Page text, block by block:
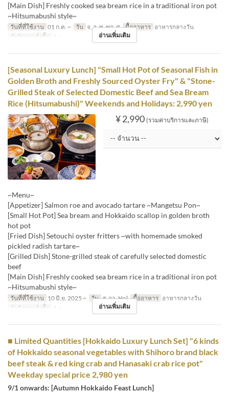
[Main Dish] Freshly cooked sea bream rice in a traditional iron pot
~Hitsumabushi style~
วันที่ที่ใช้งาน 01 ก.ค. ~ วัน จ, อ, พ, พฤ, ศ มื้ออาหาร อาหารกลางวัน
จำกัดการสั่งซื้อ
1 ~ อ่านเพิ่มเติม
[Seasonal Luxury Lunch] "Small Hot Pot of Seasonal Fish in
Golden Broth and Freshly Sourced Oyster Fry" & "Stone-
Grilled Steak of Selected Domestic Beef and Sea Bream
Rice (Hitsumabushi)" Weekends and Holidays: 2,990 yen
¥ 2,990 (รวมค่าบริการและภาษี)
~Menu~
[Appetizer] Salmon roe and avocado tartare ~Mangetsu Pon~
[Small Hot Pot] Sea bream and Hokkaido scallop in golden broth
hot pot
[Fried Dish] Setouchi oyster fritters ~with homemade smoked
pickled radish tartare~
[Grilled Dish] Stone-grilled steak of carefully selected domestic
beef
[Main Dish] Freshly cooked sea bream rice in a traditional iron pot
~Hitsumabushi style~
วันที่ที่ใช้งาน 10 มิ.ย. 2025 ~ วัน ส, อา, Hol มื้ออาหาร อาหารกลางวัน
จำกัดการสั่งซื้อ
1 ~ อ่านเพิ่มเติม
■ Limited Quantities [Hokkaido Luxury Lunch Set] "6 kinds
of Hokkaido seasonal vegetables with Shihoro brand black
beef steak & red king crab and Hanasaki crab rice pot"
Weekday special price 2,980 yen
9/1 onwards: [Autumn Hokkaido Feast Lunch]